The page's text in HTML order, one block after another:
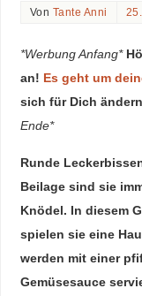
Von Tante Anni
*Werbung Anfang*
an! Es geht um
sich für Dich
Ende*
Runde
Beilage sind sie
Knödel. In diesem
spielen sie eine
werden mit einer
Gemüsesauce